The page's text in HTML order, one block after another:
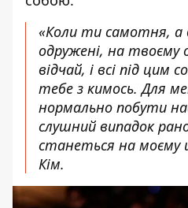
«Коли ти самотня, а
одружені, на твоєму
відчай, і всі під цим
тебе з кимось. Для
нормально побути
слушний випадок
станеться на моєму
Кім.